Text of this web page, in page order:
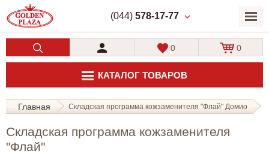
(044) 578-17-77
КАТАЛОГ ТОВАРОВ
0 0
Главная Складская программа кожзаменителя "Флай" Домио
Складская программа кожзаменителя
"Флай"